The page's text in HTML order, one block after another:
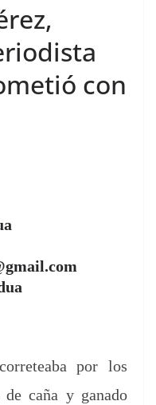
con
por los
de caña y gana­do